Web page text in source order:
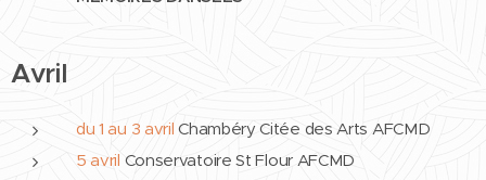
Avril
du 1 au 3 avrilChambéry Citée des Arts AFCMD
5 avril Conservatoire St Flour AFCMD